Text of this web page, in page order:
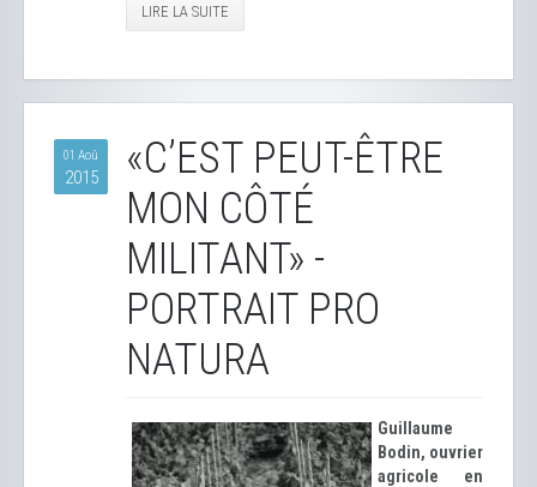
LIRE LA SUITE
01 Aoû
2015
«C’EST PEUT-ÊTRE
MON CÔTÉ
MILITANT» -
PORTRAIT PRO
NATURA
Guillaume
Bodin, ouvrier
agricole en